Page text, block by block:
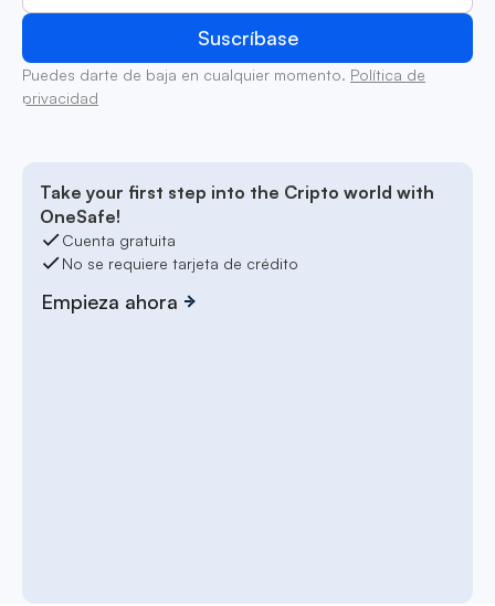
Puedes darte de baja en cualquier momento. Política de
privacidad
Take your first step into the Cripto world with
OneSafe!
Cuenta gratuita
No se requiere tarjeta de crédito
Empieza ahora